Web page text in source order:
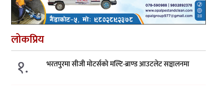
लोकप्रिय
१. भरतपुरमा सीजी मोटर्सको मल्टि-ब्राण्ड आउटलेट सञ्चालनमा